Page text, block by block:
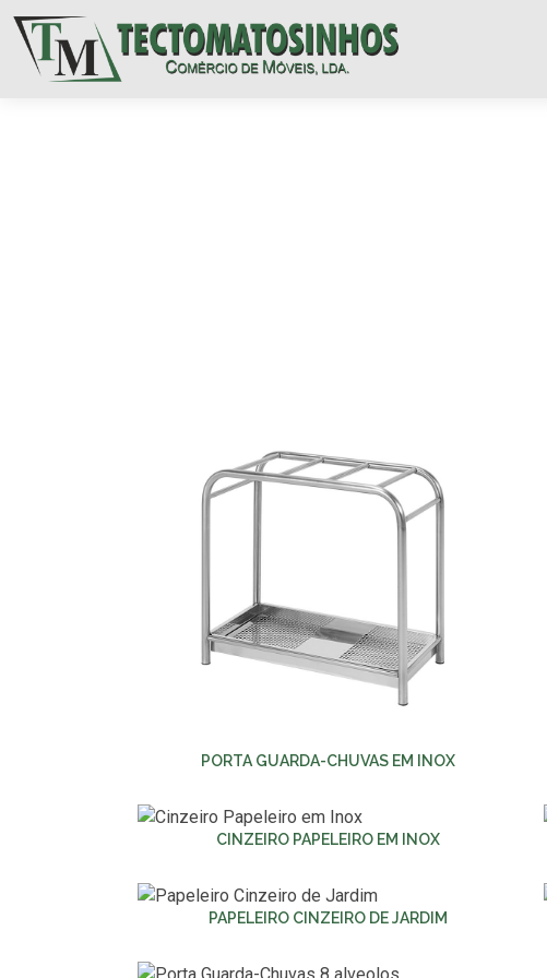
PORTA GUARDA-CHUVAS EM INOX
CINZEIRO PAPELEIRO EM INOX
PAPELEIRO CINZEIRO DE JARDIM